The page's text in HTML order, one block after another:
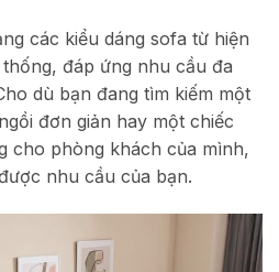
các kiểu dáng sofa từ hiện
đáp ứng nhu cầu đa
dù bạn đang tìm kiếm một
đơn giản hay một chiếc
cho phòng khách của mình,
nhu cầu của bạn.